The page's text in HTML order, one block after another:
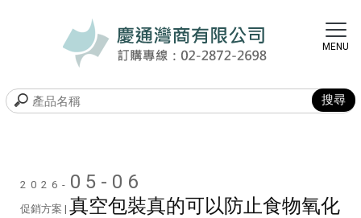
2026- 05-06
促銷方案 | 真空包裝真的可以防止食物氧化